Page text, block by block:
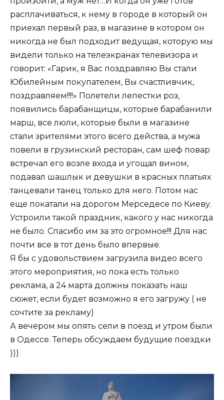
расплачиваться, к нему в городе в который он
приехал первый раз, в магазине в котором он
никогда не был подходит ведущая, которую мы
видели только на телеэкранах телевизора и
говорит: «Гарик, я Вас поздравляю Вы стали
Юбилейным покупателем, Вы счастливчик,
поздравляем!!!!» Полетели лепестки роз,
появились барабанщицы, которые барабанили
марш, все люли, которые были в магазине
стали зрителями этого всего действа, а мужа
повели в грузинский ресторан, сам шеф повар
встречал его возле входа и угощал вином,
подавал шашлык и девушки в красных платьях
танцевали танец только для него. Потом нас
еще покатали на дорогом Мерседесе по Киеву.
Устроили такой праздник, какого у нас никогда
не было. Спасибо им за это огромное!!! Для нас
почти все в тот день было впервые.
Я бы с удовольствием загрузила видео всего
этого мероприятия, но пока есть только
реклама, а 24 марта должны показать наш
сюжет, если будет возможно я его загружу ( не
сочтите за рекламу)
А вечером мы опять сели в поезд и утром были
в Одессе. Теперь обсуждаем будущие поездки
)))